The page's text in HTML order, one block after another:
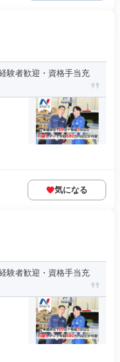
験者歓迎・資格手当充
気になる
験者歓迎・資格手当充